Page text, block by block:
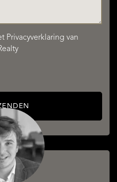
Privacyverklaring van